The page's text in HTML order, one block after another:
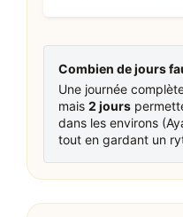
Combien de jours
Une journée
mais 2 jours
dans les environs
tout en gardant un